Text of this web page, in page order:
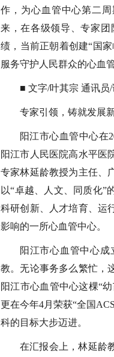
作，为心血管中心第二
来，在各级领导、专家
绩，当前正朝着创建“国
服务守护人民群众的心血
■ 文字/叶其宗 通讯员
专家引领，铸就发展
阳江市心血管中心在
阳江市人民医院高水平医
专家林延龄教授为主任、
以“卓越、人文、同质化”
科研创新、人才培育、运
影响的一所心血管中心。
阳江市心血管中心
教。无论事务多么繁忙，
阳江市心血管中心这棵“
更在今年4月荣获“全国
科的目标大步迈进。
在汇报会上，林延龄